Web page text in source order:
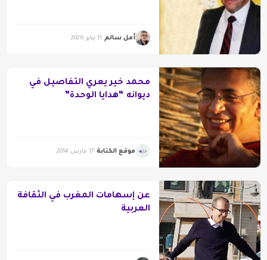
أمل سالم 11 يناير 2026
محمد خير يعري التفاصيل في
ديوانه “هدايا الوحدة”
موقع الكتابة 17 مارس 2014
عن إسهامات المغرب في الثقافة
العربية